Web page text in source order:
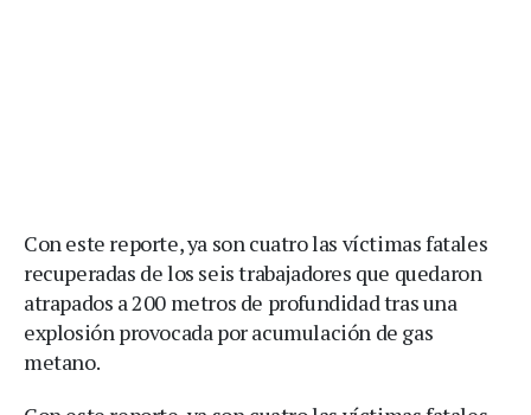
Con este reporte, ya son cuatro las víctimas fatales
recuperadas de los seis trabajadores que quedaron
atrapados a 200 metros de profundidad tras una
explosión provocada por acumulación de gas
metano.